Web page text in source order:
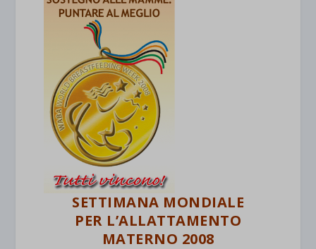
SETTIMANA MONDIALE
PER L’ALLATTAMENTO
MATERNO 2008